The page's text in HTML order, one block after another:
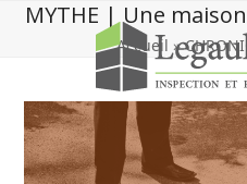
SkipMYTHE | Une
Accueil »